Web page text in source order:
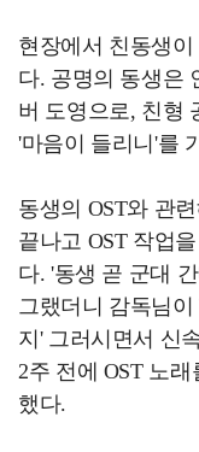
현장에서 친동생
다. 공명의 동생은
버 도영으로, 친형
'마음이 들리니'를
동생의 OST와 관
끝나고 OST 작업
다. '동생 곧 군대
그랬더니 감독님
지' 그러시면서 신
2주 전에 OST 노
했다.